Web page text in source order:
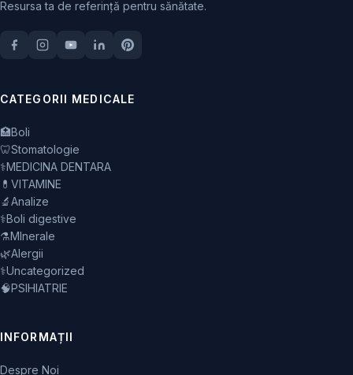
Resursa ta de referință pentru sănătate.
CATEGORII MEDICALE
🏥Boli
🦷Stomatologie
⚕️MEDICINA DENTARA
💊 VITAMINE
🔬Analize
⚕️Boli digestive
⚗️MInerale
🌿Alergii
⚕️Uncategorized
🧠PSIHIATRIE
INFORMAȚII
Despre Noi